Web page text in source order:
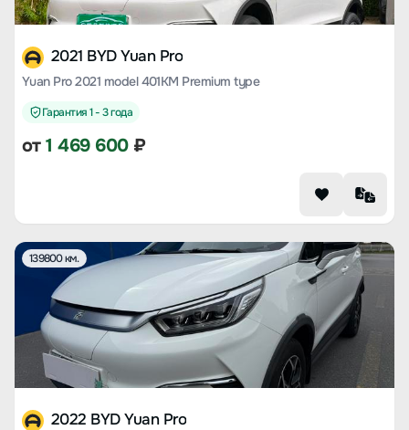
2021 BYD Yuan Pro
Yuan Pro 2021 model 401KM Premium type
Гарантия 1 - 3 года
от1 469 600₽
139800 км.
2022 BYD Yuan Pro